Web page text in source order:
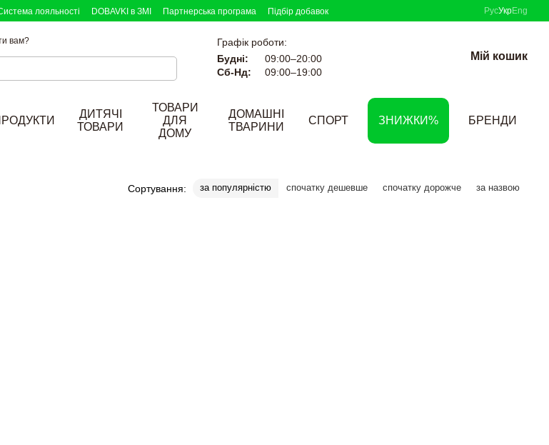
лояльності DOBAVKI в ЗМІ Партнерська програма Підбір добавок РусУкрEng
вам?
Графік роботи:
Будні:
09:00–20:00
Сб-Нд:
09:00–19:00
Мій кошик
ДИТЯЧІ
ТОВАРИ
ТОВАРИ
ДЛЯ
ДОМУ
ДОМАШНІ
ТВАРИНИ
СПОРТ ЗНИЖКИ% БРЕНДИ
Сортування: за популярністю спочатку дешевше спочатку дорожче за назвою